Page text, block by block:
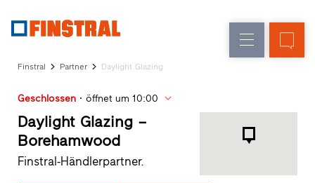
Glaswände
Service
Partner-
Programm
Händlersuche
Schnelleinstiege
Finstral Partner Daylight Glazing
Geschlossen öffnet um 10:00
Daylight Glazing –
Borehamwood
Finstral-Händlerpartner.